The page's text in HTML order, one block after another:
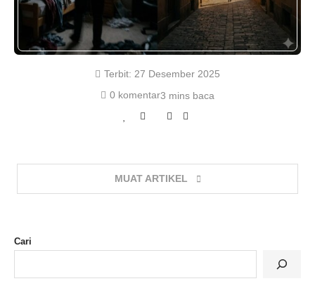
Terbit: 27 Desember 2025
0 komentar3 mins baca
MUAT ARTIKEL
Cari